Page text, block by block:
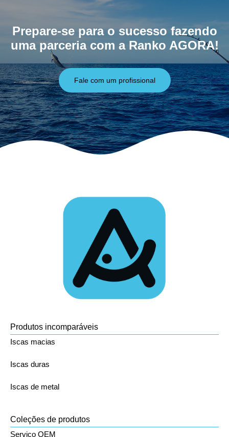
Prepare-se para o sucesso fazendo
uma parceria com a Ranko AGORA!
Fale com um profissional
Produtos incomparáveis
Iscas macias
Iscas duras
Iscas de metal
Coleções de produtos
Serviço OEM